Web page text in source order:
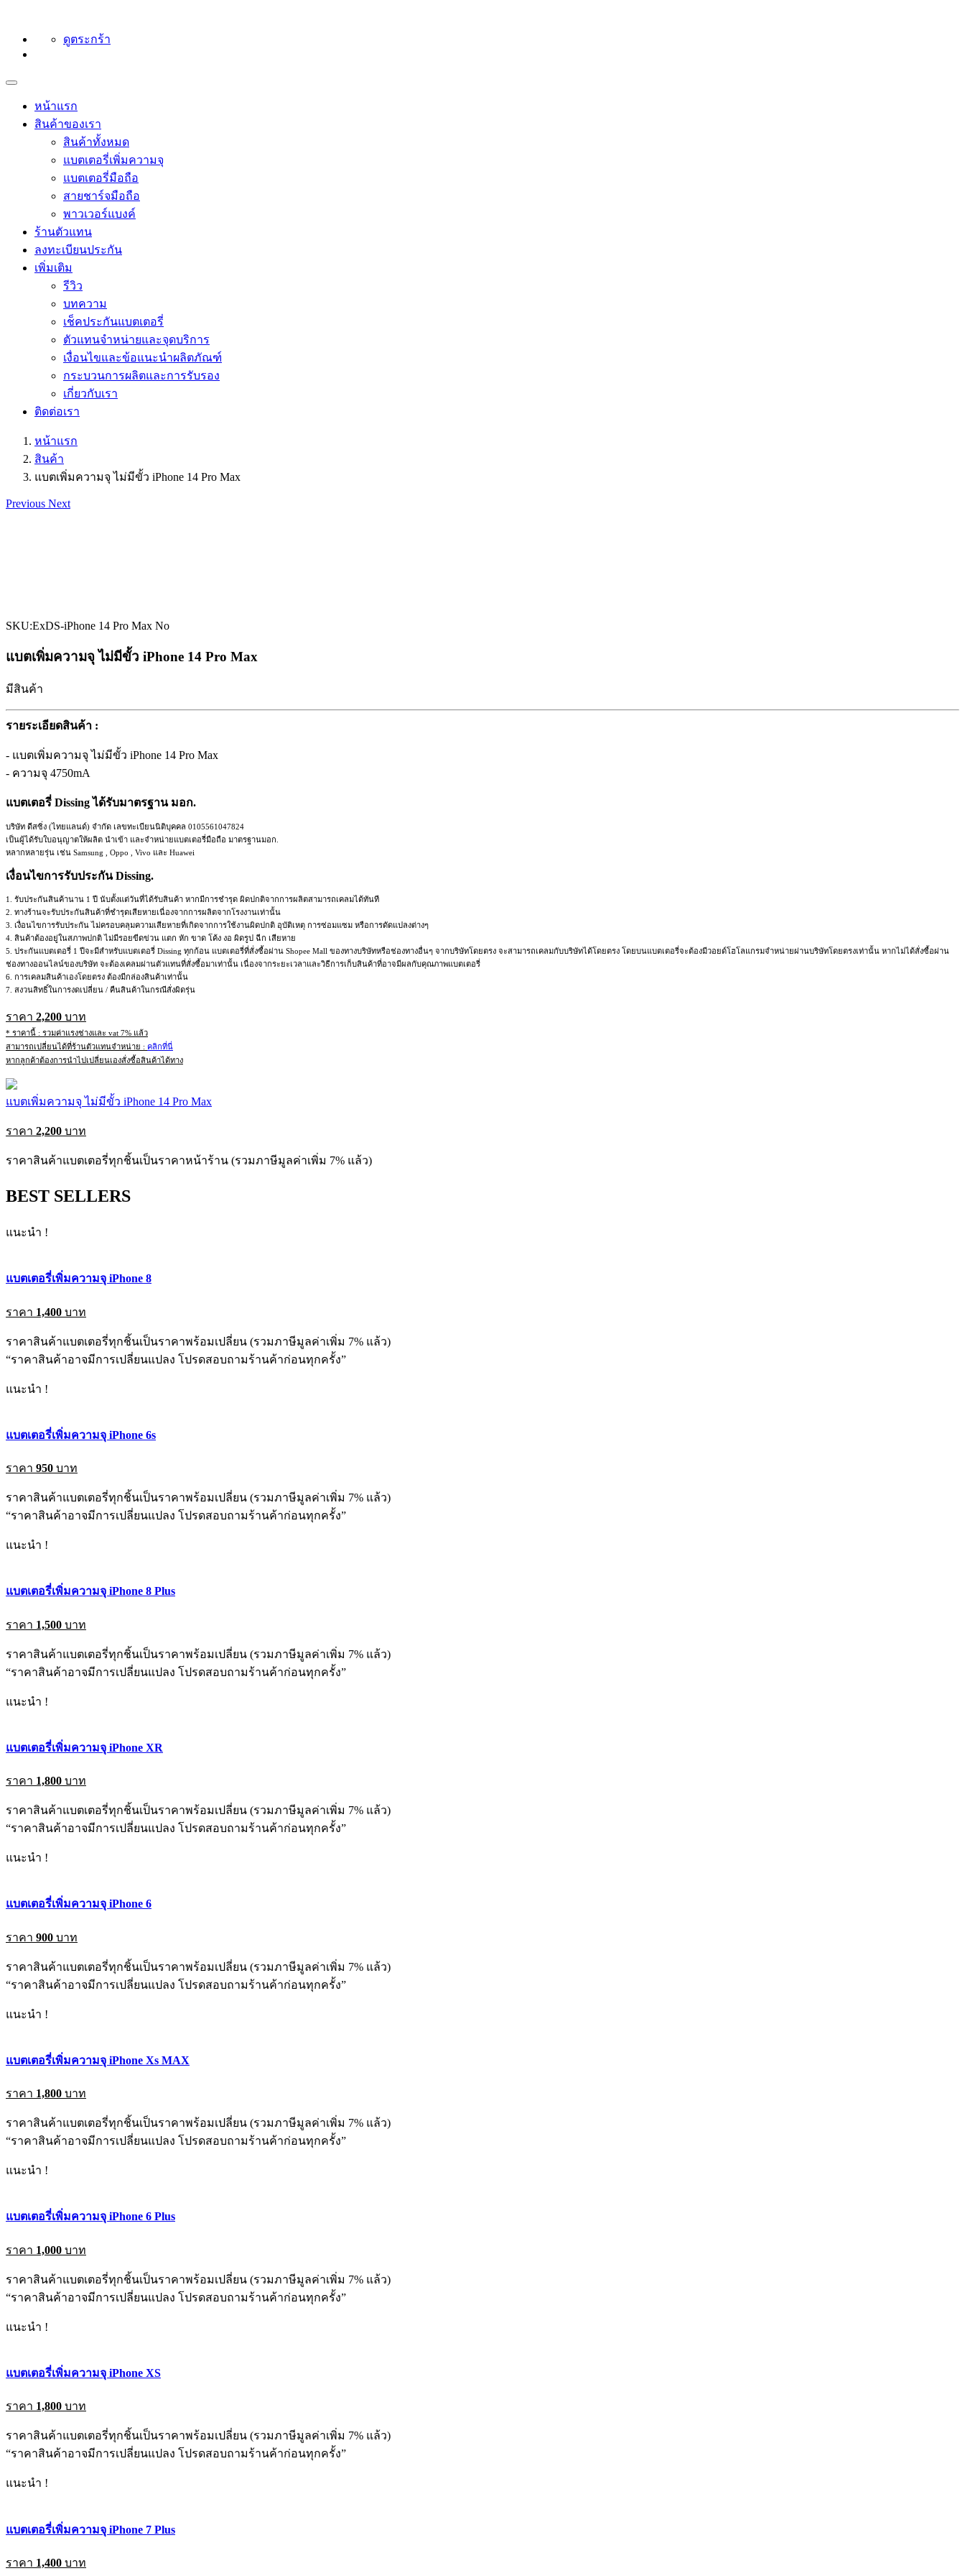
ดูตระกร้า
หน้าแรก
สินค้าของเรา
สินค้าทั้งหมด
แบตเตอรี่เพิ่มความจุ
แบตเตอรี่มือถือ
สายชาร์จมือถือ
พาวเวอร์แบงค์
ร้านตัวแทน
ลงทะเบียนประกัน
เพิ่มเติม
รีวิว
บทความ
เช็คประกันแบตเตอรี่
ตัวแทนจำหน่ายและจุดบริการ
เงื่อนไขและข้อแนะนำผลิตภัณฑ์
กระบวนการผลิตและการรับรอง
เกี่ยวกับเรา
ติดต่อเรา
หน้าแรก
สินค้า
แบตเพิ่มความจุ ไม่มีขั้ว iPhone 14 Pro Max
Previous Next
SKU:ExDS-iPhone 14 Pro Max No
แบตเพิ่มความจุ ไม่มีขั้ว iPhone 14 Pro Max
มีสินค้า
รายระเอียดสินค้า :
- แบตเพิ่มความจุ ไม่มีขั้ว iPhone 14 Pro Max
- ความจุ 4750mA
แบตเตอรี่ Dissing ได้รับมาตรฐาน มอก.
บริษัท ดีสซิ่ง (ไทยแลนด์) จำกัด เลขทะเบียนนิติบุคคล 0105561047824
เป็นผู้ได้รับใบอนุญาตให้ผลิต นำเข้า และจำหน่ายแบตเตอรี่มือถือ มาตรฐานมอก.
หลากหลายรุ่น เช่น Samsung , Oppo , Vivo และ Huawei
เงื่อนไขการรับประกัน Dissing.
1. รับประกันสินค้านาน 1 ปี นับตั้งแต่วันที่ได้รับสินค้า หากมีการชำรุด ผิดปกติจากการผลิตสามารถเคลมได้ทันที
2. ทางร้านจะรับประกันสินค้าที่ชำรุดเสียหายเนื่องจากการผลิตจากโรงงานเท่านั้น
3. เงื่อนไขการรับประกัน ไม่ครอบคลุมความเสียหายที่เกิดจากการใช้งานผิดปกติ อุบัติเหตุ การซ่อมแซม หรือการดัดแปลงต่างๆ
4. สินค้าต้องอยู่ในสภาพปกติ ไม่มีรอยขีดข่วน แตก หัก ขาด โค้ง งอ ผิดรูป ฉีก เสียหาย
5. ประกันแบตเตอรี่ 1 ปีจะมีสำหรับแบตเตอรี่ Dissing ทุกก้อน แบตเตอรี่ที่สั่งซื้อผ่าน Shopee Mall ของทางบริษัทหรือช่องทางอื่นๆ จากบริษัทโดยตรง จะสามารถเคลมกับบริษัทได้โดยตรง โดยบนแบตเตอรี่จะต้องมีวอยด์โฮโลแกรมจำหน่ายผ่านบริษัทโดยตรงเท่านั้น หากไม่ได้สั่งซื้อผ่าน
ช่องทางออนไลน์ของบริษัท จะต้องเคลมผ่านตัวแทนที่สั่งซื้อมาเท่านั้น เนื่องจากระยะเวลาและวิธีการเก็บสินค้าที่อาจมีผลกับคุณภาพแบตเตอรี่
6. การเคลมสินค้าเองโดยตรง ต้องมีกล่องสินค้าเท่านั้น
7. สงวนสิทธิ์ในการงดเปลี่ยน / คืนสินค้าในกรณีสั่งผิดรุ่น
ราคา 2,200 บาท
* ราคานี้ : รวมค่าแรงช่างและ vat 7% แล้ว
สามารถเปลี่ยนได้ที่ร้านตัวแทนจำหน่าย : คลิกที่นี่
หากลูกค้าต้องการนำไปเปลี่ยนเองสั่งซื้อสินค้าได้ทาง
แบตเพิ่มความจุ ไม่มีขั้ว iPhone 14 Pro Max
ราคา 2,200 บาท
ราคาสินค้าแบตเตอรี่ทุกชิ้นเป็นราคาหน้าร้าน (รวมภาษีมูลค่าเพิ่ม 7% แล้ว)
BEST SELLERS
แนะนำ !
แบตเตอรี่เพิ่มความจุ iPhone 8
ราคา 1,400 บาท
ราคาสินค้าแบตเตอรี่ทุกชิ้นเป็นราคาพร้อมเปลี่ยน (รวมภาษีมูลค่าเพิ่ม 7% แล้ว)
“ราคาสินค้าอาจมีการเปลี่ยนแปลง โปรดสอบถามร้านค้าก่อนทุกครั้ง”
แนะนำ !
แบตเตอรี่เพิ่มความจุ iPhone 6s
ราคา 950 บาท
ราคาสินค้าแบตเตอรี่ทุกชิ้นเป็นราคาพร้อมเปลี่ยน (รวมภาษีมูลค่าเพิ่ม 7% แล้ว)
“ราคาสินค้าอาจมีการเปลี่ยนแปลง โปรดสอบถามร้านค้าก่อนทุกครั้ง”
แนะนำ !
แบตเตอรี่เพิ่มความจุ iPhone 8 Plus
ราคา 1,500 บาท
ราคาสินค้าแบตเตอรี่ทุกชิ้นเป็นราคาพร้อมเปลี่ยน (รวมภาษีมูลค่าเพิ่ม 7% แล้ว)
“ราคาสินค้าอาจมีการเปลี่ยนแปลง โปรดสอบถามร้านค้าก่อนทุกครั้ง”
แนะนำ !
แบตเตอรี่เพิ่มความจุ iPhone XR
ราคา 1,800 บาท
ราคาสินค้าแบตเตอรี่ทุกชิ้นเป็นราคาพร้อมเปลี่ยน (รวมภาษีมูลค่าเพิ่ม 7% แล้ว)
“ราคาสินค้าอาจมีการเปลี่ยนแปลง โปรดสอบถามร้านค้าก่อนทุกครั้ง”
แนะนำ !
แบตเตอรี่เพิ่มความจุ iPhone 6
ราคา 900 บาท
ราคาสินค้าแบตเตอรี่ทุกชิ้นเป็นราคาพร้อมเปลี่ยน (รวมภาษีมูลค่าเพิ่ม 7% แล้ว)
“ราคาสินค้าอาจมีการเปลี่ยนแปลง โปรดสอบถามร้านค้าก่อนทุกครั้ง”
แนะนำ !
แบตเตอรี่เพิ่มความจุ iPhone Xs MAX
ราคา 1,800 บาท
ราคาสินค้าแบตเตอรี่ทุกชิ้นเป็นราคาพร้อมเปลี่ยน (รวมภาษีมูลค่าเพิ่ม 7% แล้ว)
“ราคาสินค้าอาจมีการเปลี่ยนแปลง โปรดสอบถามร้านค้าก่อนทุกครั้ง”
แนะนำ !
แบตเตอรี่เพิ่มความจุ iPhone 6 Plus
ราคา 1,000 บาท
ราคาสินค้าแบตเตอรี่ทุกชิ้นเป็นราคาพร้อมเปลี่ยน (รวมภาษีมูลค่าเพิ่ม 7% แล้ว)
“ราคาสินค้าอาจมีการเปลี่ยนแปลง โปรดสอบถามร้านค้าก่อนทุกครั้ง”
แนะนำ !
แบตเตอรี่เพิ่มความจุ iPhone XS
ราคา 1,800 บาท
ราคาสินค้าแบตเตอรี่ทุกชิ้นเป็นราคาพร้อมเปลี่ยน (รวมภาษีมูลค่าเพิ่ม 7% แล้ว)
“ราคาสินค้าอาจมีการเปลี่ยนแปลง โปรดสอบถามร้านค้าก่อนทุกครั้ง”
แนะนำ !
แบตเตอรี่เพิ่มความจุ iPhone 7 Plus
ราคา 1,400 บาท